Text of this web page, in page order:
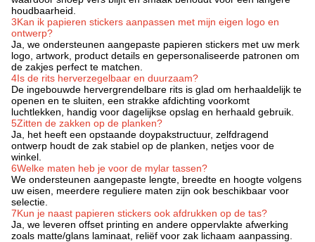
houdbaarheid.
3Kan ik papieren stickers aanpassen met mijn eigen logo en
ontwerp?
Ja, we ondersteunen aangepaste papieren stickers met uw merk
logo, artwork, product details en gepersonaliseerde patronen om
de zakjes perfect te matchen.
4Is de rits herverzegelbaar en duurzaam?
De ingebouwde hervergrendelbare rits is glad om herhaaldelijk te
openen en te sluiten, een strakke afdichting voorkomt
luchtlekken, handig voor dagelijkse opslag en herhaald gebruik.
5Zitten de zakken op de planken?
Ja, het heeft een opstaande doypakstructuur, zelfdragend
ontwerp houdt de zak stabiel op de planken, netjes voor de
winkel.
6Welke maten heb je voor de mylar tassen?
We ondersteunen aangepaste lengte, breedte en hoogte volgens
uw eisen, meerdere reguliere maten zijn ook beschikbaar voor
selectie.
7Kun je naast papieren stickers ook afdrukken op de tas?
Ja, we leveren offset printing en andere oppervlakte afwerking
zoals matte/glans laminaat, reliëf voor zak lichaam aanpassing.